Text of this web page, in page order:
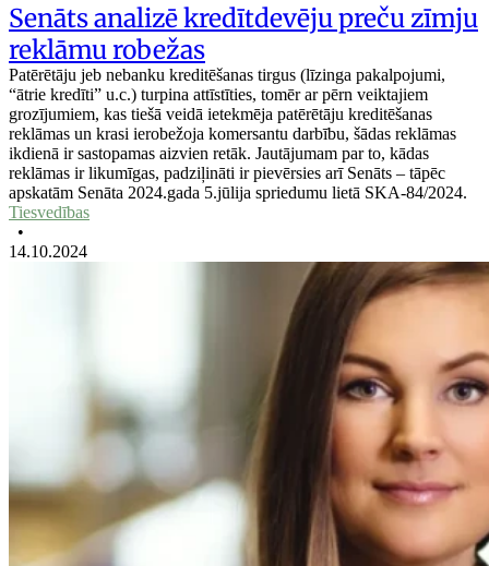
Senāts analizē kredītdevēju preču zīmju
reklāmu robežas
Patērētāju jeb nebanku kreditēšanas tirgus (līzinga pakalpojumi,
“ātrie kredīti” u.c.) turpina attīstīties, tomēr ar pērn veiktajiem
grozījumiem, kas tiešā veidā ietekmēja patērētāju kreditēšanas
reklāmas un krasi ierobežoja komersantu darbību, šādas reklāmas
ikdienā ir sastopamas aizvien retāk. Jautājumam par to, kādas
reklāmas ir likumīgas, padziļināti ir pievērsies arī Senāts – tāpēc
apskatām Senāta 2024.gada 5.jūlija spriedumu lietā SKA-84/2024.
Tiesvedības
•
14.10.2024